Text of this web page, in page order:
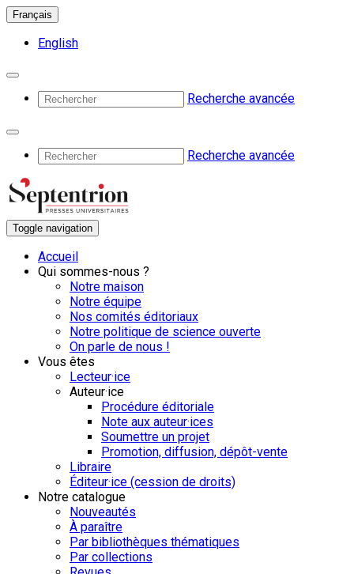
Français
English
Recherche avancée
Recherche avancée
Toggle navigation
Accueil
Qui sommes-nous ?
Notre maison
Notre équipe
Nos comités éditoriaux
Notre politique de science ouverte
On parle de nous !
Vous êtes
Lecteur·ice
Auteur·ice
Procédure éditoriale
Note aux auteur·ices
Soumettre un projet
Promotion, diffusion, dépôt-vente
Libraire
Éditeur·ice (cession de droits)
Notre catalogue
Nouveautés
À paraître
Par bibliothèques thématiques
Par collections